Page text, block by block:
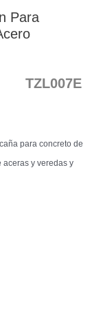
Para
TZL007E
para concreto de
y veredas y